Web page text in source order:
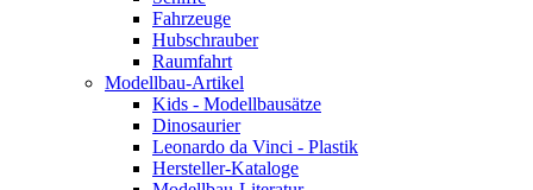
Fahrzeuge
Hubschrauber
Raumfahrt
Modellbau-Artikel
Kids - Modellbausätze
Dinosaurier
Leonardo da Vinci - Plastik
Hersteller-Kataloge